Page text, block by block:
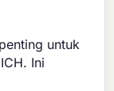
untuk
Ini